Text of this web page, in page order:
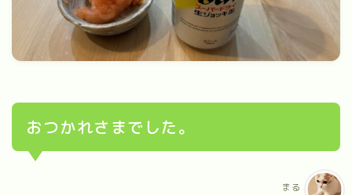
おつかれさまでした。
まる